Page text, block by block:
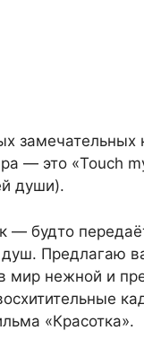
замечательных
— это «Touch
души).
— будто
Предлагаю
мир нежной и
«Красотка».